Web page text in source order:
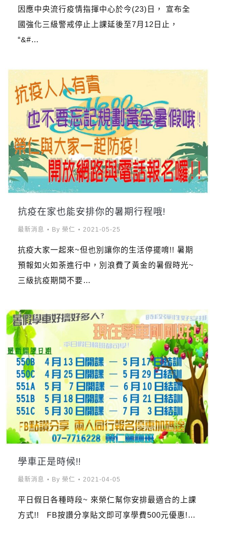
因應中央流行疫情指揮中心於今(23)日， 宣布全
國強化三級警戒停止上課延後至7月12日止，
“&#…
抗疫在家也能安排你的暑期行程哦!
最新消息 By 榮仁 2021-05-25
抗疫大家一起來~但也別讓你的生活停擺唷!! 暑期
預報如火如荼進行中，別浪費了黃金的暑假時光~
三級抗疫期間不要…
學車正是時候!!
最新消息 By 榮仁 2021-04-05
平日假日各種時段~ 來榮仁幫你安排最適合的上課
方式!! FB按讚分享貼文即可享學費500元優惠!…